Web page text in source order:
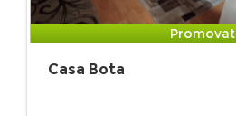
Promovat
Casa Bota